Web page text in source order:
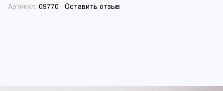
Артикул: 09770 Оставить отзыв